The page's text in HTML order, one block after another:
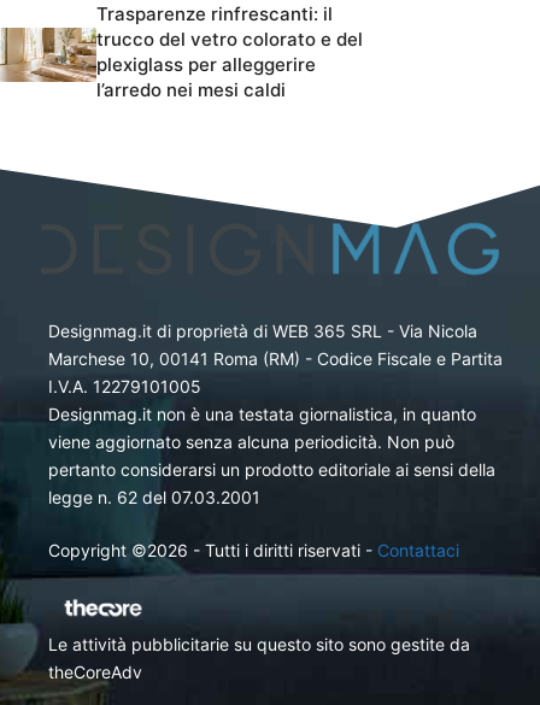
Trasparenze rinfrescanti: il
trucco del vetro colorato e del
plexiglass per alleggerire
l’arredo nei mesi caldi
Designmag.it di proprietà di WEB 365 SRL - Via Nicola
Marchese 10, 00141 Roma (RM) - Codice Fiscale e Partita
I.V.A. 12279101005
Designmag.it non è una testata giornalistica, in quanto
viene aggiornato senza alcuna periodicità. Non può
pertanto considerarsi un prodotto editoriale ai sensi della
legge n. 62 del 07.03.2001
Copyright ©2026 - Tutti i diritti riservati - Contattaci
Le attività pubblicitarie su questo sito sono gestite da
theCoreAdv